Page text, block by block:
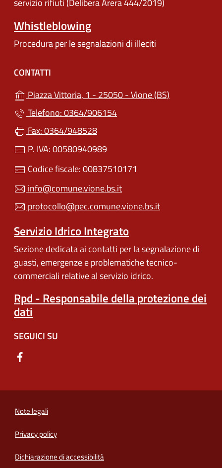
servizio rifiuti (Delibera Arera 444/2019)
Whistleblowing
Procedura per le segnalazioni di illeciti
CONTATTI
Piazza Vittoria, 1 - 25050 - Vione (BS)
Telefono: 0364/906154
Fax: 0364/948528
P. IVA: 00580940989
Codice fiscale: 00837510171
info@comune.vione.bs.it
protocollo@pec.comune.vione.bs.it
Servizio Idrico Integrato
Sezione dedicata ai contatti per la segnalazione di
guasti, emergenze e problematiche tecnico-
commerciali relative al servizio idrico.
Rpd - Responsabile della protezione dei
dati
SEGUICI SU
Note legali
Privacy policy
Dichiarazione di accessibilità